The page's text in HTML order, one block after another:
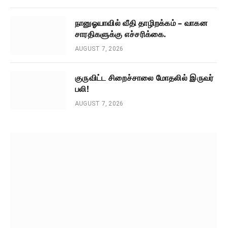
நானுஓயாவில் வீதி தாழிறக்கம் – வாகன
சாரதிகளுக்கு எச்சரிக்கை.
AUGUST 7, 2026
குருவிட்ட சிறைச்சாலை மோதலில் இருவர்
பலி!
AUGUST 7, 2026